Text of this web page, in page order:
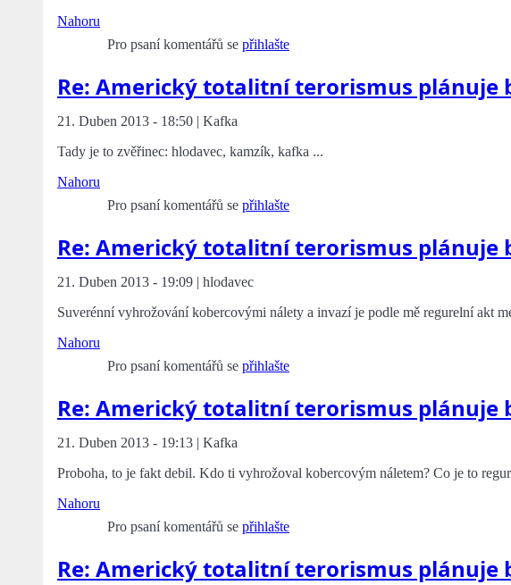
Nahoru
Pro psaní komentářů se přihlašte
Re: Americký totalitní terorismus plánuje
21. Duben 2013 - 18:50 | Kafka
Tady je to zvěřinec: hlodavec, kamzík, kafka ...
Nahoru
Pro psaní komentářů se přihlašte
Re: Americký totalitní terorismus plánuje
21. Duben 2013 - 19:09 | hlodavec
Suverénní vyhrožování kobercovými nálety a invazí je podle mě regurelní akt
Nahoru
Pro psaní komentářů se přihlašte
Re: Americký totalitní terorismus plánuje
21. Duben 2013 - 19:13 | Kafka
Proboha, to je fakt debil. Kdo ti vyhrožoval kobercovým náletem? Co je to
Nahoru
Pro psaní komentářů se přihlašte
Re: Americký totalitní terorismus plánuje